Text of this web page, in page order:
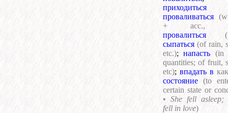
приходиться
проваливаться
+ acc.,
провалиться
сыпаться (of rain,
etc.);напасть (in
quantities; of fruit,
etc); впадать в
состояние (to
certain state or
• She fell asleep;
fell in love)